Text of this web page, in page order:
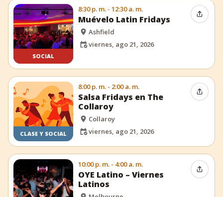
SOCIAL
8:30 p. m. - 12:30 a. m.
Muévelo Latin Fridays
Ashfield
viernes, ago 21, 2026
CLASE Y SOCIAL
8:00 p. m. - 2:00 a. m.
Salsa Fridays en The
Collaroy
Collaroy
viernes, ago 21, 2026
10:00 p. m. - 4:00 a. m.
OYE Latino – Viernes
Latinos